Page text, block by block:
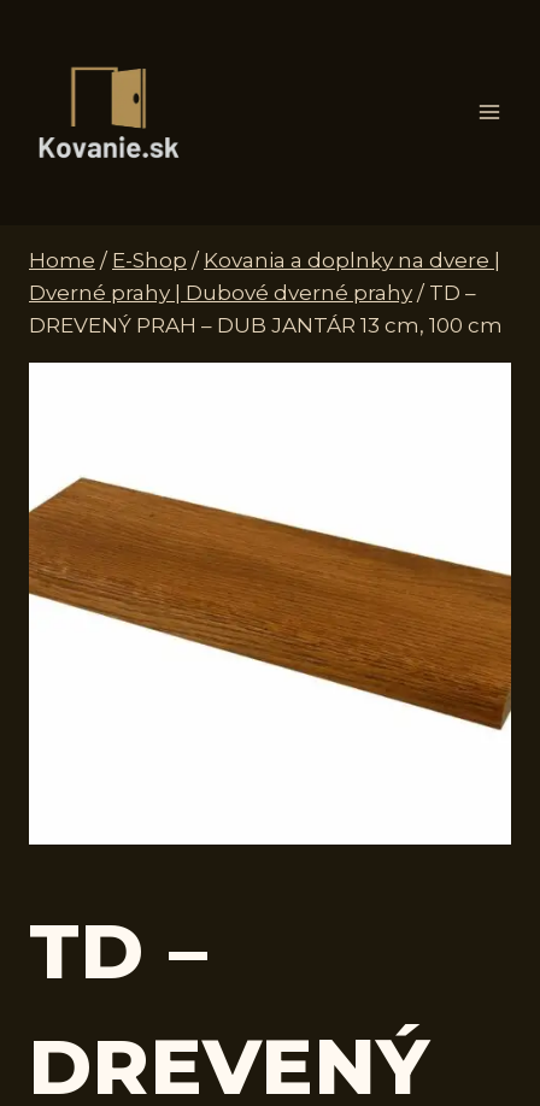
Home / E-Shop / Kovania a doplnky na dvere |
Dverné prahy | Dubové dverné prahy / TD –
DREVENÝ PRAH – DUB JANTÁR 13 cm, 100 cm
TD –
DREVENÝ